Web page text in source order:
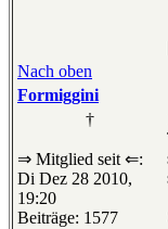
Nach oben
Formiggini
†
⇒ Mitglied seit ⇐:
Di Dez 28 2010,
19:20
Beiträge: 1577